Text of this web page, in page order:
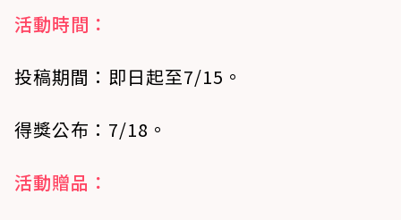
活動時間：
投稿期間：即日起至7/15。
得獎公布：7/18。
活動贈品：